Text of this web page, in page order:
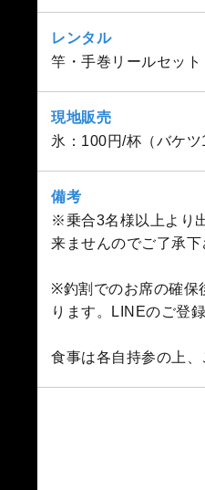
レンタル
竿・手巻リールセット
現地販売
氷：100円/杯（バケツ
備考
※乗合3名様以上より
来ませんのでご了承下
※釣割でのお席の確保
ります。LINEのご登
食事は各自持参の上、